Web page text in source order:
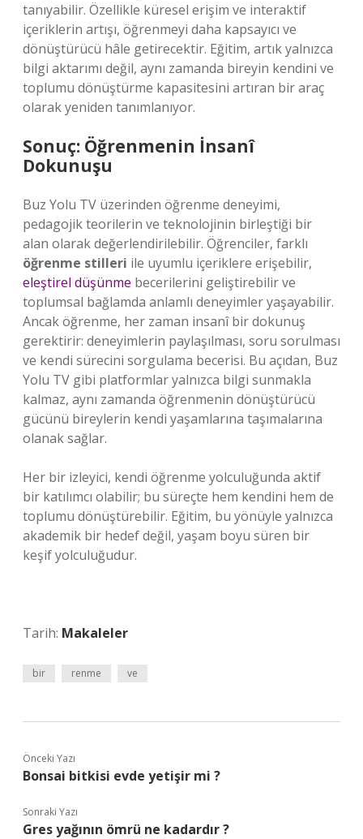
tanıyabilir. Özellikle küresel erişim ve interaktif
içeriklerin artışı, öğrenmeyi daha kapsayıcı ve
dönüştürücü hâle getirecektir. Eğitim, artık yalnızca
bilgi aktarımı değil, aynı zamanda bireyin kendini ve
toplumu dönüştürme kapasitesini artıran bir araç
olarak yeniden tanımlanıyor.
Sonuç: Öğrenmenin İnsanî
Dokunuşu
Buz Yolu TV üzerinden öğrenme deneyimi,
pedagojik teorilerin ve teknolojinin birleştiği bir
alan olarak değerlendirilebilir. Öğrenciler, farklı
öğrenme stilleri ile uyumlu içeriklere erişebilir,
eleştirel düşünme becerilerini geliştirebilir ve
toplumsal bağlamda anlamlı deneyimler yaşayabilir.
Ancak öğrenme, her zaman insanî bir dokunuş
gerektirir: deneyimlerin paylaşılması, soru sorulması
ve kendi sürecini sorgulama becerisi. Bu açıdan, Buz
Yolu TV gibi platformlar yalnızca bilgi sunmakla
kalmaz, aynı zamanda öğrenmenin dönüştürücü
gücünü bireylerin kendi yaşamlarına taşımalarına
olanak sağlar.
Her bir izleyici, kendi öğrenme yolculuğunda aktif
bir katılımcı olabilir; bu süreçte hem kendini hem de
toplumu dönüştürebilir. Eğitim, bu yönüyle yalnızca
akademik bir hedef değil, yaşam boyu süren bir
keşif yolculuğudur.
Tarih: Makaleler
bir renme ve
Önceki Yazı
Bonsai bitkisi evde yetişir mi ?
Sonraki Yazı
Gres yağının ömrü ne kadardır ?